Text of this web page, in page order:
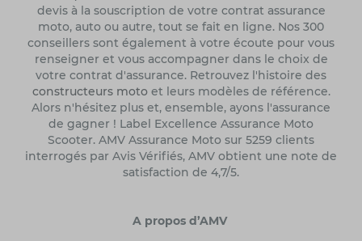
devis à la souscription de votre contrat assurance
moto, auto ou autre, tout se fait en ligne. Nos 300
conseillers sont également à votre écoute pour vous
renseigner et vous accompagner dans le choix de
votre contrat d'assurance. Retrouvez l'histoire des
constructeurs motoet leurs modèles de référence.
Alors n'hésitez plus et, ensemble, ayons l'assurance
de gagner ! Label Excellence Assurance Moto
Scooter. AMV Assurance Moto sur 5259 clients
interrogés par Avis Vérifiés, AMV obtient une note de
satisfaction de 4,7/5.
A propos d’AMV